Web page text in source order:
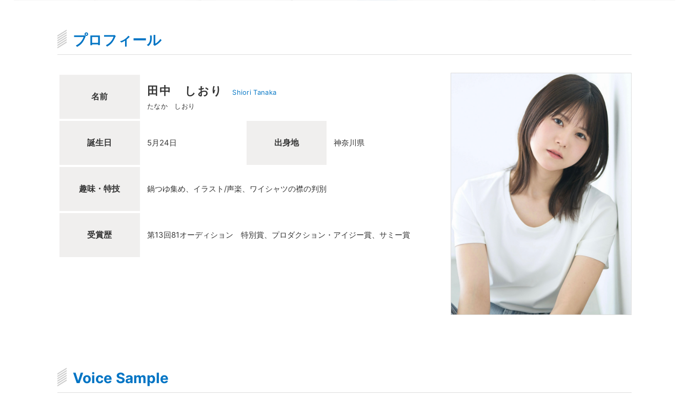
プロフィール
名前 田中 しおり
Shiori Tanaka
たなか しおり
誕生日 5月24日 出身地 神奈川県
趣味・特技 鍋つゆ集め、イラスト/声楽、ワイシャツの襟の判別
受賞歴 第13回81オーディション 特別賞、プロダクション・アイジー賞、サミー賞
Voice Sample